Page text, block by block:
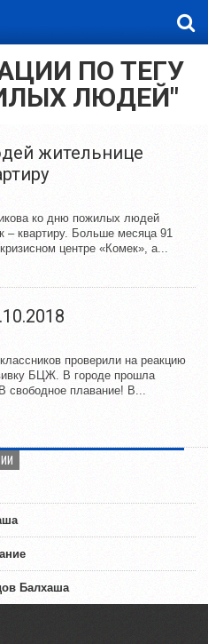
ПО ТЕГУ
ЛЮДЕЙ"
жительнице
ко дню пожилых людей
– квартиру. Больше месяца 91
центре «Комек», а...
проверили на реакцию
БЦЖ. В городе прошла
свободное плавание! В...
Балхаша